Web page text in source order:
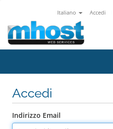
Italiano Accedi
Accedi
Indirizzo Email